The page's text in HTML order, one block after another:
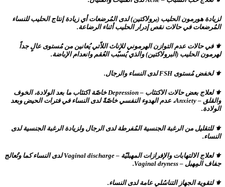
لزيادة هورمون الحليب (برولاكتين) لدى المُرضعات أي زيادة إنتاج الحليب للنساء
المُرضعات في حالات نقص إدرار الحليب أثناء الرضاعة.
⚜ في حالات عدم التوازن الهرموني للإناث اللاّتي يُعانين من مُستوى عالٍ جداً
لهرمون الحليب (البرولاكتين) والذي يُسبّب العُقم وانعدام الإباضة.
⚜ لخفض مُستوى FSH لدى النساء والرجال.
⚜ لعلاج بعض حالات الاكتئاب – Depression خاصّة اكتئاب ما بعد الولادة، الخوف
والقلق – Anxiety، عدم الهدوء النفسي خاصّةً لدى النساء في فترات الحيض وبعد
الولادة.
⚜ للتقليل من الرغبة الجنسية المُفرطة لدى الرجال ولزيادة الرغبة الجنسية لدى
النساء.
⚜ لعلاج الالتهابات والإفرازات المهبليّة – Vaginal discharge لدى النساء كما وتُعالج
جفاف المِهبل – Vaginal dryness.
⚜ لتقوية الجهاز التناسُلي عامة لدى النساء.